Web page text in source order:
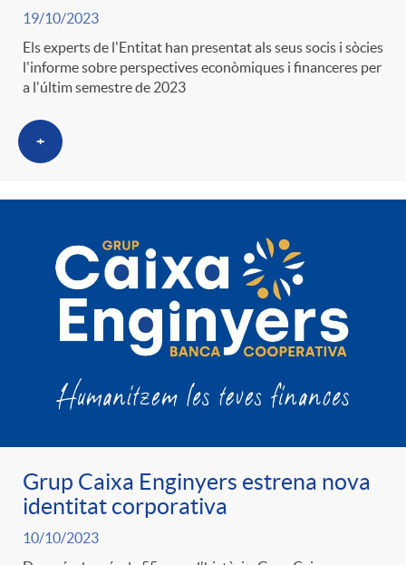
19/10/2023
Els experts de l'Entitat han presentat als seus socis i sòcies
l'informe sobre perspectives econòmiques i financeres per
a l'últim semestre de 2023
+
Grup Caixa Enginyers estrena nova
identitat corporativa
10/10/2023